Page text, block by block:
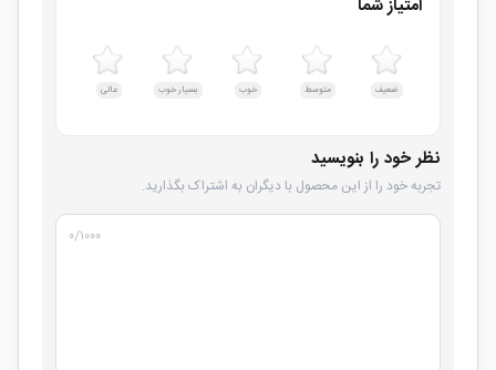
امتیاز شما
ضعیف متوسط خوب بسیار خوب عالی
نظر خود را بنویسید
تجربه خود را از این محصول با دیگران به اشتراک بگذارید.
۰/۱۰۰۰